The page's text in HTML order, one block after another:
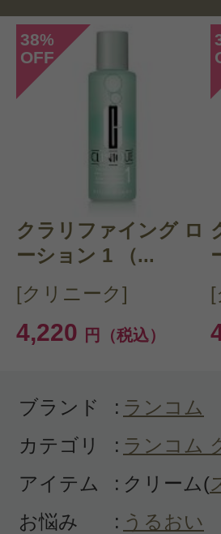
投稿
おか
感じた効能：うるおい
購入品：レネルジー
1個丸々使用した結
た。が、エイジング
あったけれど、どこ
していたらもっと
投稿
38%
OFF
クラリファイング ロ
ーション 1 （...
[クリニーク]
4,220 円（税込）
ブランド : ランコム
カテゴリ
: ランコム
アイテム
: クリーム(
お悩み
: うるおい